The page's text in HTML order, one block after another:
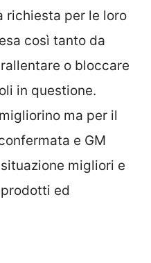
richiesta per le loro
così tanto da
o bloccare
in questione.
ma per il
e GM
migliori e
ed